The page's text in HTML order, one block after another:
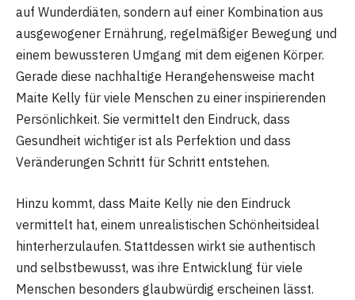
auf Wunderdiäten, sondern auf einer Kombination aus
ausgewogener Ernährung, regelmäßiger Bewegung und
einem bewussteren Umgang mit dem eigenen Körper.
Gerade diese nachhaltige Herangehensweise macht
Maite Kelly für viele Menschen zu einer inspirierenden
Persönlichkeit. Sie vermittelt den Eindruck, dass
Gesundheit wichtiger ist als Perfektion und dass
Veränderungen Schritt für Schritt entstehen.
Hinzu kommt, dass Maite Kelly nie den Eindruck
vermittelt hat, einem unrealistischen Schönheitsideal
hinterherzulaufen. Stattdessen wirkt sie authentisch
und selbstbewusst, was ihre Entwicklung für viele
Menschen besonders glaubwürdig erscheinen lässt.